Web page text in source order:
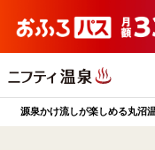
源泉かけ流しが楽しめる丸沼